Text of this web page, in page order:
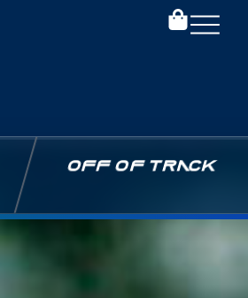
OFF OF TRACK